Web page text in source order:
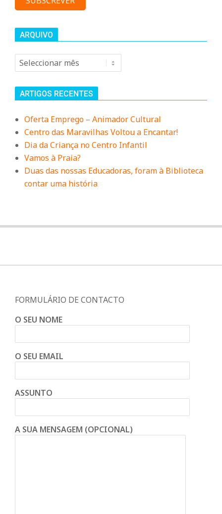
t
á
r
o
d
Q
u
n
t
a
d
o
ARQUIVO
Arquivo
ARTIGOS RECENTES
Oferta Emprego – Animador Cultural
Centro das Maravilhas Voltou a Encantar!
Dia da Criança no Centro Infantil
Vamos à Praia?
Duas das nossas Educadoras, foram à Biblioteca
contar uma história
FORMULÁRIO DE CONTACTO
O SEU NOME
O SEU EMAIL
ASSUNTO
A SUA MENSAGEM (OPCIONAL)